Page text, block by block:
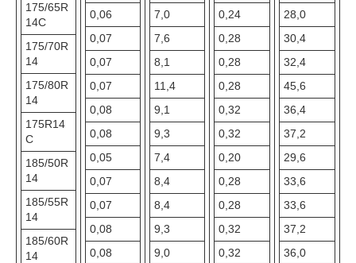
175/65R
14C
175/70R
14
175/80R
14
175R14
C
185/50R
14
185/55R
14
185/60R
14
0,06
0,07
0,07
0,07
0,08
0,08
0,05
0,07
0,07
0,08
0,08
7,0
7,6
8,1
11,4
9,1
9,3
7,4
8,4
8,4
9,3
9,0
0,24
0,28
0,28
0,28
0,32
0,32
0,20
0,28
0,28
0,32
0,32
28,0
30,4
32,4
45,6
36,4
37,2
29,6
33,6
33,6
37,2
36,0